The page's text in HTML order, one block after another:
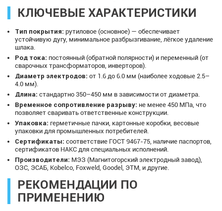
КЛЮЧЕВЫЕ ХАРАКТЕРИСТИКИ
Тип покрытия: рутиловое (основное) — обеспечивает
устойчивую дугу, минимальное разбрызгивание, лёгкое удаление
шлака.
Род тока: постоянный (обратной полярности) и переменный (от
сварочных трансформаторов, инверторов).
Диаметр электродов: от 1.6 до 6.0 мм (наиболее ходовые 2.5–
4.0 мм).
Длина: стандартно 350–450 мм в зависимости от диаметра.
Временное сопротивление разрыву: не менее 450 МПа, что
позволяет сваривать ответственные конструкции.
Упаковка: герметичные пачки, картонные коробки, весовые
упаковки для промышленных потребителей.
Сертификаты: соответствие ГОСТ 9467-75, наличие паспортов,
сертификатов НАКС для специальных исполнений.
Производители: МЭЗ (Магнитогорский электродный завод),
ОЗС, ЭСАБ, Kobelco, Foxweld, Goodel, ЭТМ, и другие.
РЕКОМЕНДАЦИИ ПО
ПРИМЕНЕНИЮ